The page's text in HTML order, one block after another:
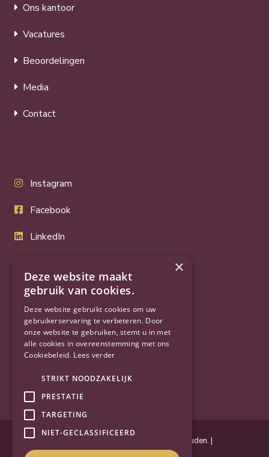
Ons kantoor
Vacatures
Beoordelingen
Media
Contact
Instagram
Facebook
LinkedIn
YouTube
Powered by Alle rechten voorbehouden. |
Privacyverklaring
×
Deze website maakt
gebruik van cookies.
Deze website gebruikt cookies om uw
gebruikerservaring te verbeteren. Door
onze website te gebruiken, stemt u in met
alle cookies in overeenstemming met ons
Cookiebeleid. Lees verder
STRIKT NOODZAKELIJK
PRESTATIE
TARGETING
NIET-GECLASSIFICEERD